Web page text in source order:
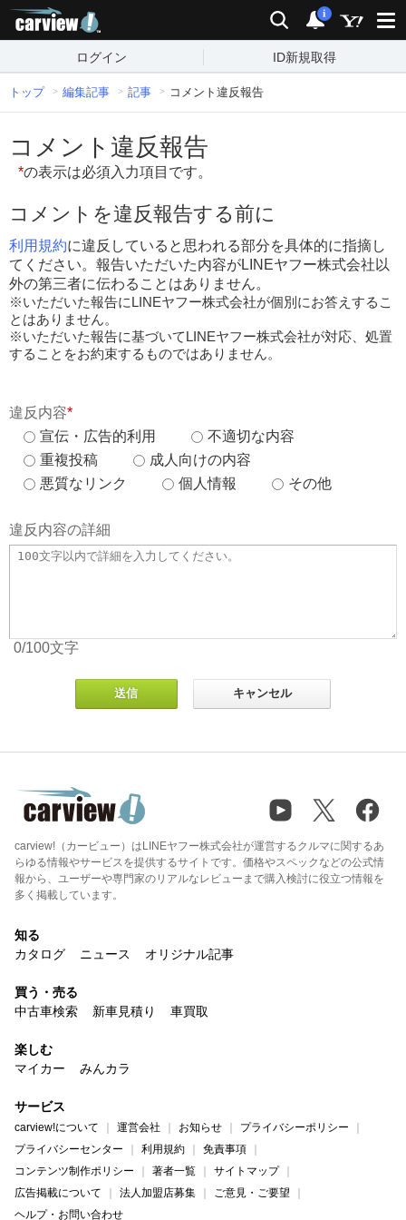
検索 通知
i
ログイン ID新規取得
トップ 編集記事 記事 コメント違反報告
コメント違反報告
*の表示は必須入力項目です。
コメントを違反報告する前に
利用規約に違反していると思われる部分を具体的に指摘し
てください。報告いただいた内容がLINEヤフー株式会社以
外の第三者に伝わることはありません。
※いただいた報告にLINEヤフー株式会社が個別にお答えするこ
とはありません。
※いただいた報告に基づいてLINEヤフー株式会社が対応、処置
することをお約束するものではありません。
違反内容*
宣伝・広告的利用
不適切な内容
重複投稿
成人向けの内容
悪質なリンク
個人情報 その他
違反内容の詳細
0/100文字
carview!（カービュー）はLINEヤフー株式会社が運営するクルマに関するあ
らゆる情報やサービスを提供するサイトです。価格やスペックなどの公式情
報から、ユーザーや専門家のリアルなレビューまで購入検討に役立つ情報を
多く掲載しています。
知る
カタログ
ニュース オリジナル記事
買う・売る
中古車検索
新車見積り 車買取
楽しむ
マイカー
みんカラ
サービス
carview!について 運営会社 お知らせ
プライバシーポリシー
プライバシーセンター
利用規約
免責事項
コンテンツ制作ポリシー
著者一覧
サイトマップ
広告掲載について
法人加盟店募集
ご意見・ご要望
ヘルプ・お問い合わせ